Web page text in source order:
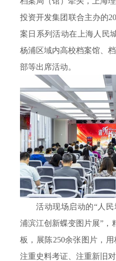
投资开发集团联合主办的
案日系列活动在上海人民
杨浦区域内高校档案馆、
部等出席活动。
活动现场启动的“人民
浦滨江创新蝶变图片展”，
板，展陈250余张图片，用
注重史料考证、注重新旧